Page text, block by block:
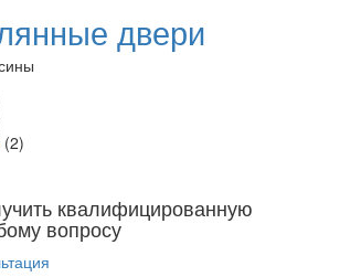
двери
(2)
квалифицированную
вопросу